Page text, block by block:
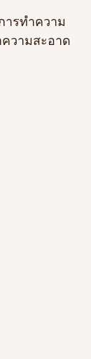
รทำความ
วามสะอาด